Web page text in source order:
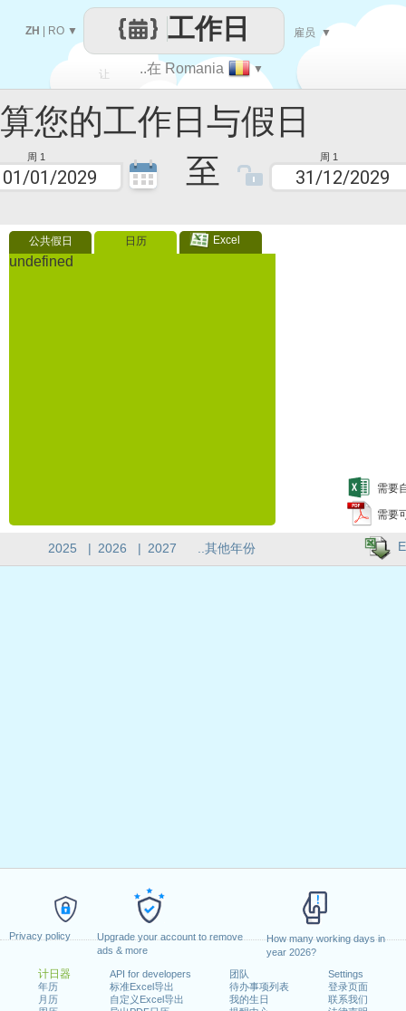
Privacy policy
Upgrade your account to remove
ads & more
How many working days in
year 2026?
计日器
年历
月历
API for developers
标准Excel导出
自定义Excel导出
团队
待办事项列表
我的生日
Settings
登录页面
联系我们
工作日与假日
周 1 至 周 1
公共假日 日历 Excel
undefined
需要
需要
让
每一天
..在 Romania ▼
工作日
ZH RO ▼ 雇员 ▼
2025 | 2026 | 2027 ..其他年份